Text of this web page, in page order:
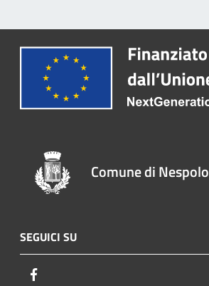
Comune di Nespolo
SEGUICI SU